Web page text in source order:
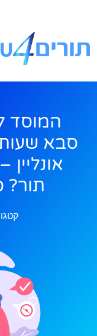
המוסד
סבא
אונליין